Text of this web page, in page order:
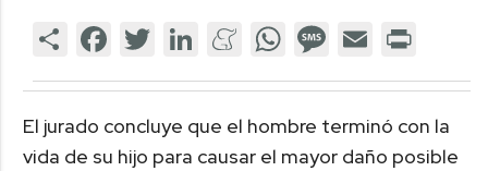
El jurado concluye que el hombre terminó con la
vida de su hijo para causar el mayor daño posible